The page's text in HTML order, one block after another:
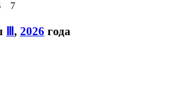
7
, 2026 года